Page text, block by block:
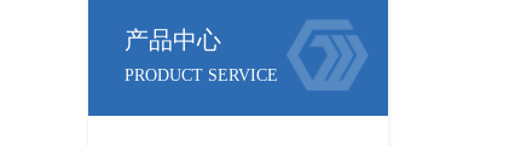
产品中心
PRODUCT SERVICE